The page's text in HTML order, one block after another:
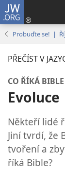
JW.ORG
Probuďte se! |
PŘEČÍST V
CO ŘÍKÁ BIBLE
Evoluce
Někteří lidé
Jiní tvrdí, že
tvoření a
říká Bible?